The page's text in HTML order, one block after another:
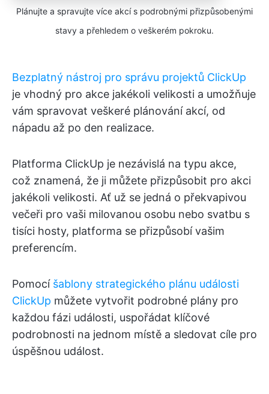
Plánujte a spravujte více akcí s podrobnými přizpůsobenými
stavy a přehledem o veškerém pokroku.
Bezplatný nástroj pro správu projektů ClickUp
je vhodný pro akce jakékoli velikosti a umožňuje
vám spravovat veškeré plánování akcí, od
nápadu až po den realizace.
Platforma ClickUp je nezávislá na typu akce,
což znamená, že ji můžete přizpůsobit pro akci
jakékoli velikosti. Ať už se jedná o překvapivou
večeři pro vaši milovanou osobu nebo svatbu s
tisíci hosty, platforma se přizpůsobí vašim
preferencím.
Pomocí šablony strategického plánu události
ClickUp můžete vytvořit podrobné plány pro
každou fázi události, uspořádat klíčové
podrobnosti na jednom místě a sledovat cíle pro
úspěšnou událost.